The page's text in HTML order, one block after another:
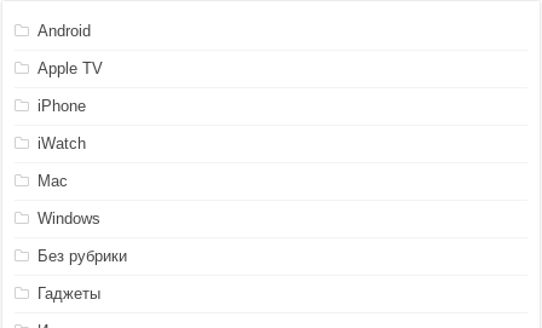
Android
Apple TV
iPhone
iWatch
Mac
Windows
Без рубрики
Гаджеты